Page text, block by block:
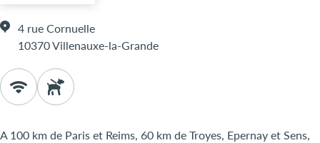
4 rue Cornuelle
10370 Villenauxe-la-Grande
A 100 km de Paris et Reims, 60 km de Troyes, Epernay et Sens,